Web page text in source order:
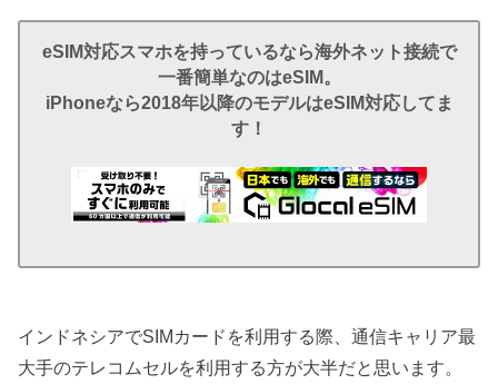
eSIM対応スマホを持っているなら海外ネット接続で
一番簡単なのはeSIM。
iPhoneなら2018年以降のモデルはeSIM対応してま
す！
インドネシアでSIMカードを利用する際、通信キャリア最
大手のテレコムセルを利用する方が大半だと思います。